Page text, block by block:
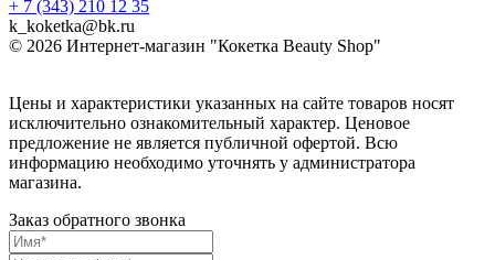
+ 7 (343) 210 12 35
k_koketka@bk.ru
© 2026 Интернет-магазин "Кокетка Beauty Shop"
Цены и характеристики указанных на сайте товаров носят
исключительно ознакомительный характер. Ценовое
предложение не является публичной офертой. Всю
информацию необходимо уточнять у администратора
магазина.
Заказ обратного звонка